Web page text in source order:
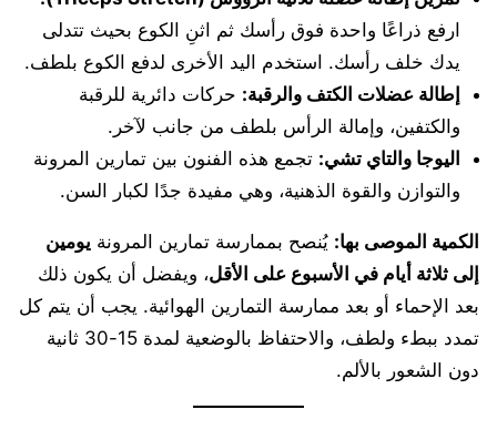
ارفع ذراعًا واحدة فوق رأسك ثم اثنِ الكوع بحيث تتدلى
يدك خلف رأسك. استخدم اليد الأخرى لدفع الكوع بلطف.
إطالة عضلات الكتف والرقبة: حركات دائرية للرقبة
والكتفين، وإمالة الرأس بلطف من جانب لآخر.
اليوجا والتاي تشي: تجمع هذه الفنون بين تمارين المرونة
والتوازن والقوة الذهنية، وهي مفيدة جدًا لكبار السن.
الكمية الموصى بها: يُنصح بممارسة تمارين المرونة يومين
إلى ثلاثة أيام في الأسبوع على الأقل، ويفضل أن يكون ذلك
بعد الإحماء أو بعد ممارسة التمارين الهوائية. يجب أن يتم كل
تمدد ببطء ولطف، والاحتفاظ بالوضعية لمدة 15-30 ثانية
دون الشعور بالألم.